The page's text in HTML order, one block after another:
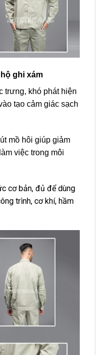
ghi xám
trưng, khó phát hiện
tạo cảm giác sạch
mồ hôi giúp giảm
việc trong môi
cơ bản, đủ để dùng
trình, cơ khí, hầm